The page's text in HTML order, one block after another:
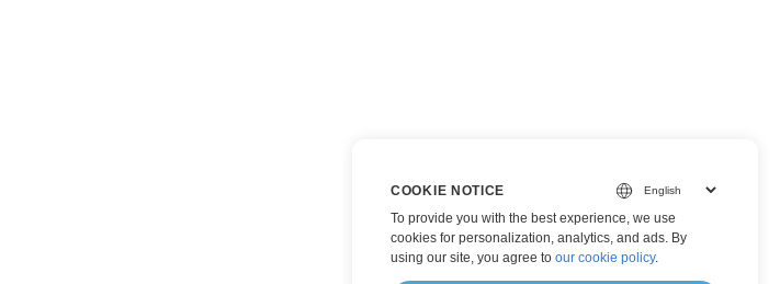
COOKIE NOTICE
To provide you with the best experience, we use
cookies for personalization, analytics, and ads. By
using our site, you agree to our cookie policy.